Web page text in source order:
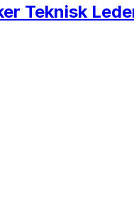
Teknisk